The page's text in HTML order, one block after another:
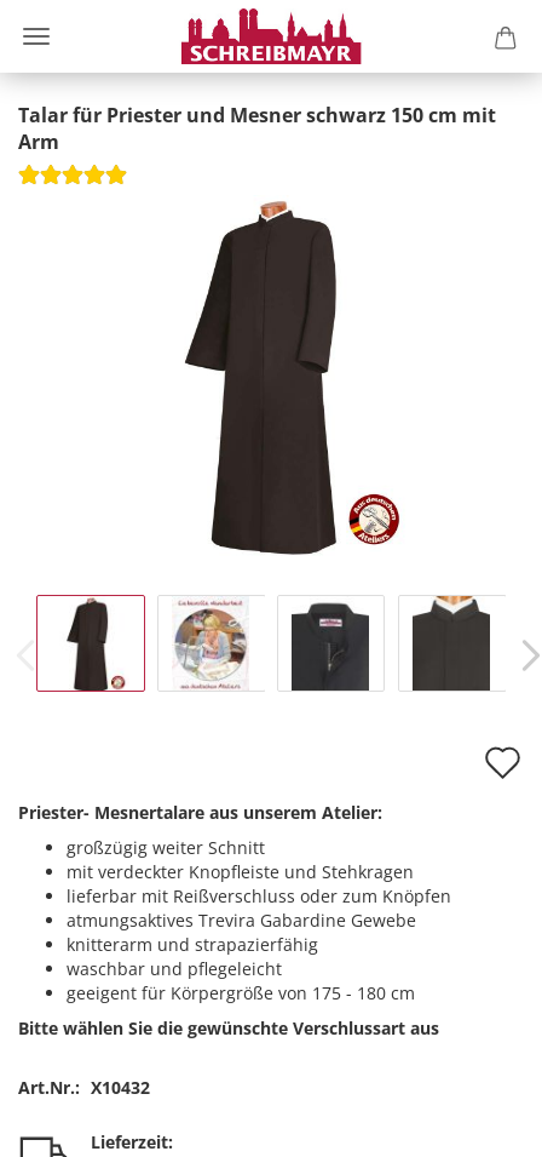
Talar für Priester und Mesner schwarz 150 cm mit
Arm
Priester- Mesnertalare aus unserem Atelier:
großzügig weiter Schnitt
mit verdeckter Knopfleiste und Stehkragen
lieferbar mit Reißverschluss oder zum Knöpfen
atmungsaktives Trevira Gabardine Gewebe
knitterarm und strapazierfähig
waschbar und pflegeleicht
geeigent für Körpergröße von 175 - 180 cm
Bitte wählen Sie die gewünschte Verschlussart aus
Art.Nr.: X10432
Lieferzeit: